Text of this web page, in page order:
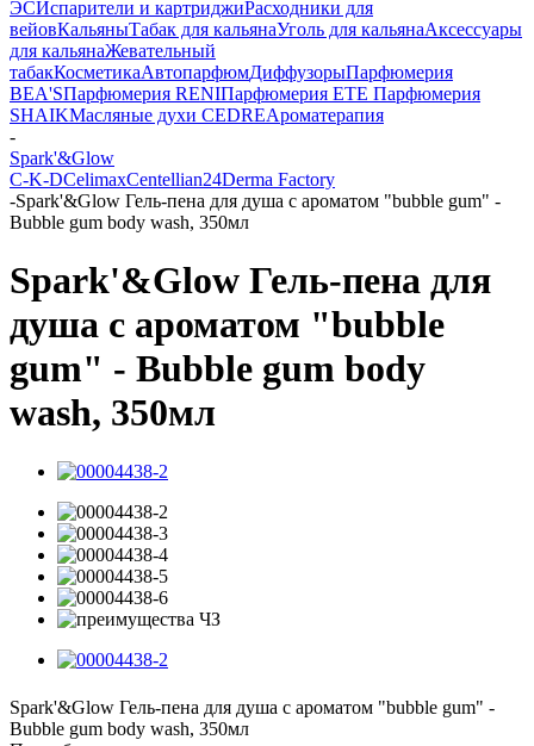
ЭСИспарители и картриджиРасходники для
вейовКальяныТабак для кальянаУголь для кальянаАксессуары
для кальянаЖевательный
табакКосметикаАвтопарфюмДиффузорыПарфюмерия
BEA'SПарфюмерия RENIПарфюмерия ETE Парфюмерия
SHAIKМасляные духи CEDREАроматерапия
-
Spark'&Glow
C-K-DCelimaxCentellian24Derma Factory
-Spark'&Glow Гель-пена для душа с ароматом "bubble gum" -
Bubble gum body wash, 350мл
Spark'&Glow Гель-пена для
душа с ароматом "bubble
gum" - Bubble gum body
wash, 350мл
Spark'&Glow Гель-пена для душа с ароматом "bubble gum" -
Bubble gum body wash, 350мл